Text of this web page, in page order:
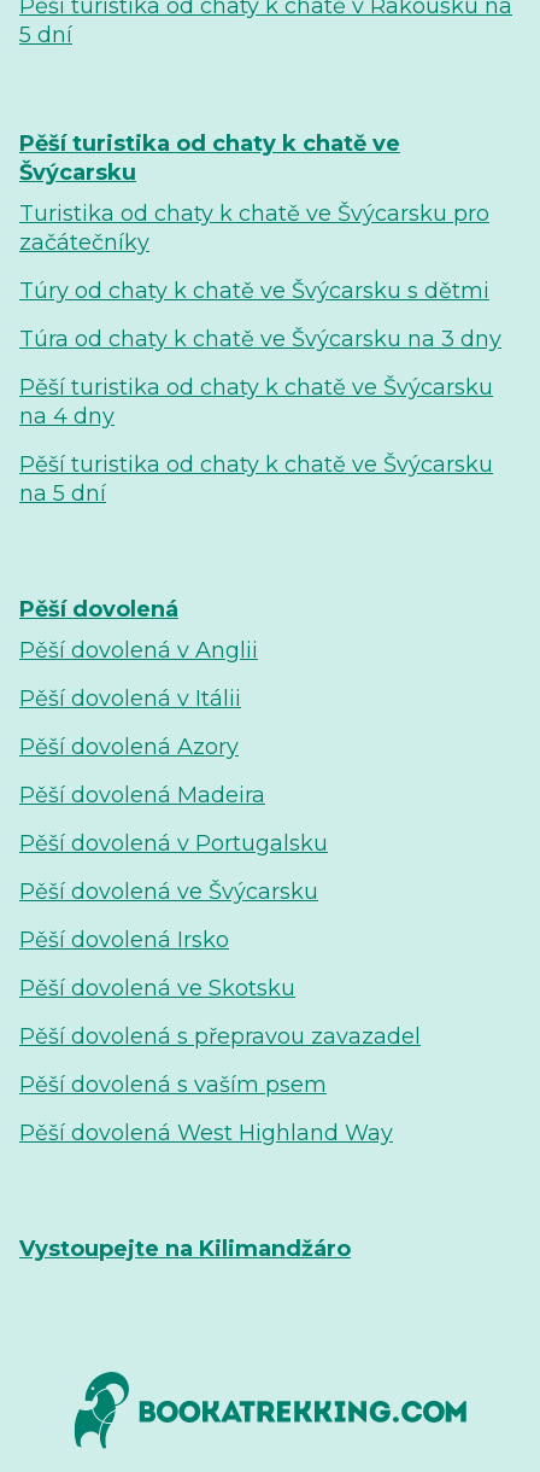
Pěší turistika od chaty k chatě v Rakousku na
5 dní
Pěší turistika od chaty k chatě ve
Švýcarsku
Turistika od chaty k chatě ve Švýcarsku pro
začátečníky
Túry od chaty k chatě ve Švýcarsku s dětmi
Túra od chaty k chatě ve Švýcarsku na 3 dny
Pěší turistika od chaty k chatě ve Švýcarsku
na 4 dny
Pěší turistika od chaty k chatě ve Švýcarsku
na 5 dní
Pěší dovolená
Pěší dovolená v Anglii
Pěší dovolená v Itálii
Pěší dovolená Azory
Pěší dovolená Madeira
Pěší dovolená v Portugalsku
Pěší dovolená ve Švýcarsku
Pěší dovolená Irsko
Pěší dovolená ve Skotsku
Pěší dovolená s přepravou zavazadel
Pěší dovolená s vaším psem
Pěší dovolená West Highland Way
Vystoupejte na Kilimandžáro